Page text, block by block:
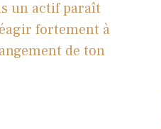
un actif paraît
fortement à
de ton